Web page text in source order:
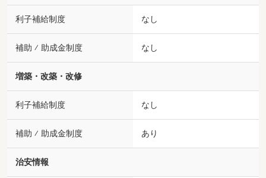
利子補給制度 なし
補助 ⁄ 助成金制度 なし
増築・改築・改修
利子補給制度 なし
補助 ⁄ 助成金制度 あり
治安情報